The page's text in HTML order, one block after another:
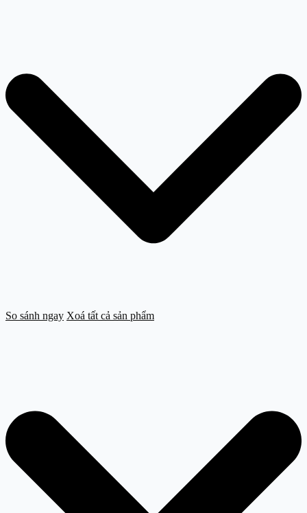
So sánh ngay Xoá tất cả sản phẩm